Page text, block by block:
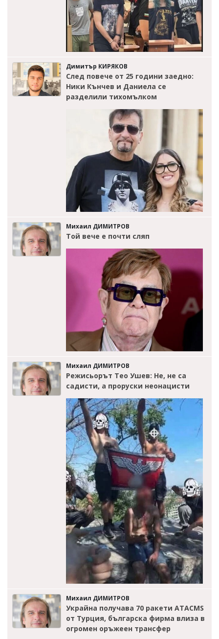
Димитър КИРЯКОВ
След повече от 25 години заедно:
Ники Кънчев и Даниела се
разделили тихомълком
Михаил ДИМИТРОВ
Той вече е почти сляп
Михаил ДИМИТРОВ
Режисьорът Тео Ушев: Не, не са
садисти, а проруски неонацисти
Михаил ДИМИТРОВ
Украйна получава 70 ракети ATACMS
от Турция, българска фирма влиза в
огромен оръжеен трансфер